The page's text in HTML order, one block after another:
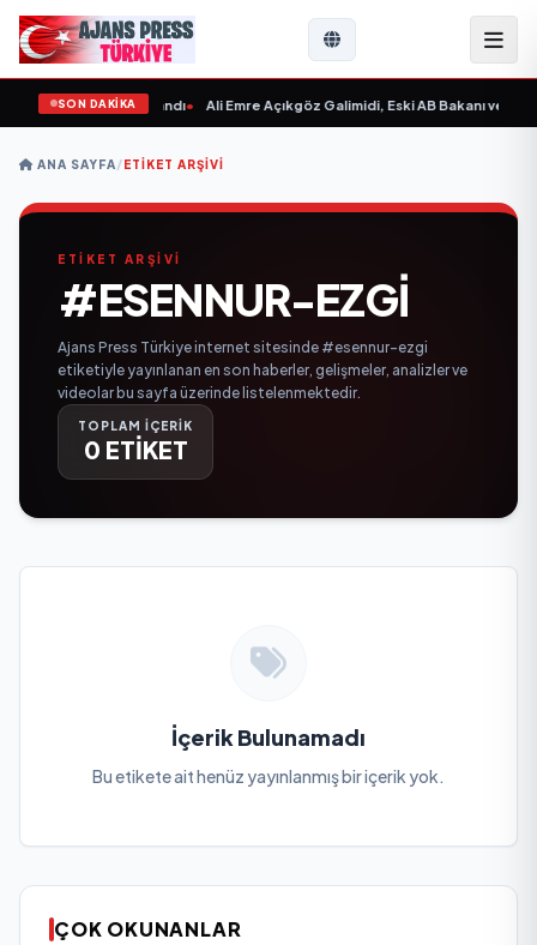
SON DAKİKA
Sevgilim “ yayımlandı• Ali Emre Açıkgöz Galimidi, Eski AB Bakanı ve
ANA SAYFA/ETIKET ARŞIVI
ETİKET ARŞİVİ
#ESENNUR-EZGI
Ajans Press Türkiye internet sitesinde #esennur-ezgi
etiketiyle yayınlanan en son haberler, gelişmeler, analizler ve
videolar bu sayfa üzerinde listelenmektedir.
TOPLAM İÇERİK
0 ETİKET
İçerik Bulunamadı
Bu etikete ait henüz yayınlanmış bir içerik yok.
ÇOK OKUNANLAR